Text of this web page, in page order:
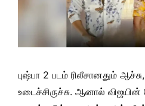
புஷ்பா 2 படம் ரிலீசானதும்
உடைச்சிருச்சு. ஆனால் விஜயின்